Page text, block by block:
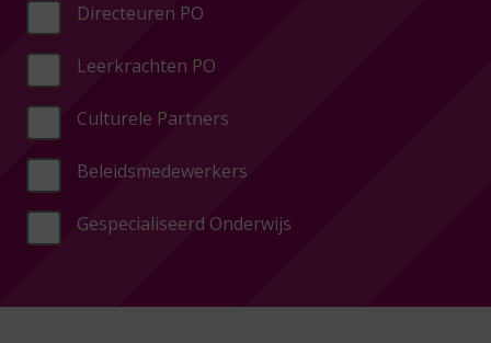
Directeuren PO
Leerkrachten PO
Culturele Partners
Beleidsmedewerkers
Gespecialiseerd Onderwijs